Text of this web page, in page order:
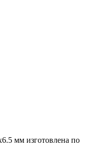
мм изготовлена по